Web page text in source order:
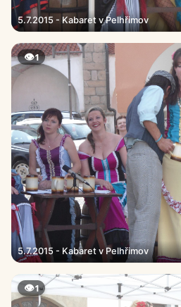
5.7.2015 - Kabaret v Pelhřimov
5.7.2015 - Kabaret v Pelhřimov
👁1
👁1